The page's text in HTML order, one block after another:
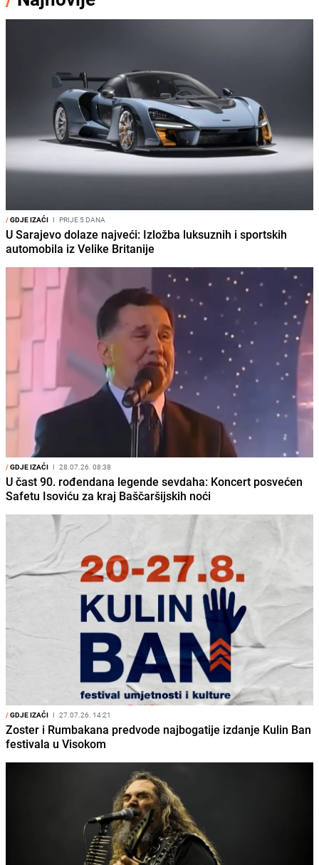
/GDJE IZAĆI I PRIJE 5 DANA
U Sarajevo dolaze najveći: Izložba luksuznih i sportskih
automobila iz Velike Britanije
/GDJE IZAĆI I 28.07.26. 08:38
U čast 90. rođendana legende sevdaha: Koncert posvećen
Safetu Isoviću za kraj Baščaršijskih noći
/GDJE IZAĆI I 27.07.26. 14:21
Zoster i Rumbakana predvode najbogatije izdanje Kulin Ban
festivala u Visokom